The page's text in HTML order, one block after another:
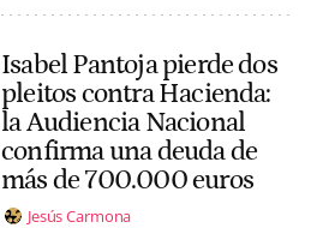
Isabel Pantoja pierde dos
pleitos contra Hacienda:
la Audiencia Nacional
confirma una deuda de
más de 700.000 euros
Jesús Carmona